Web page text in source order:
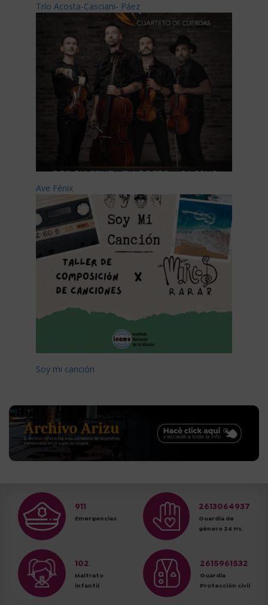
Trío Acosta-Casciani- Páez
Ave Fénix
Soy mi canción
911
Emergencias
2613064937
Guardia de
género 24 Hs.
102
Maltrato
infantil
2615961532
Guardia
Protección civil